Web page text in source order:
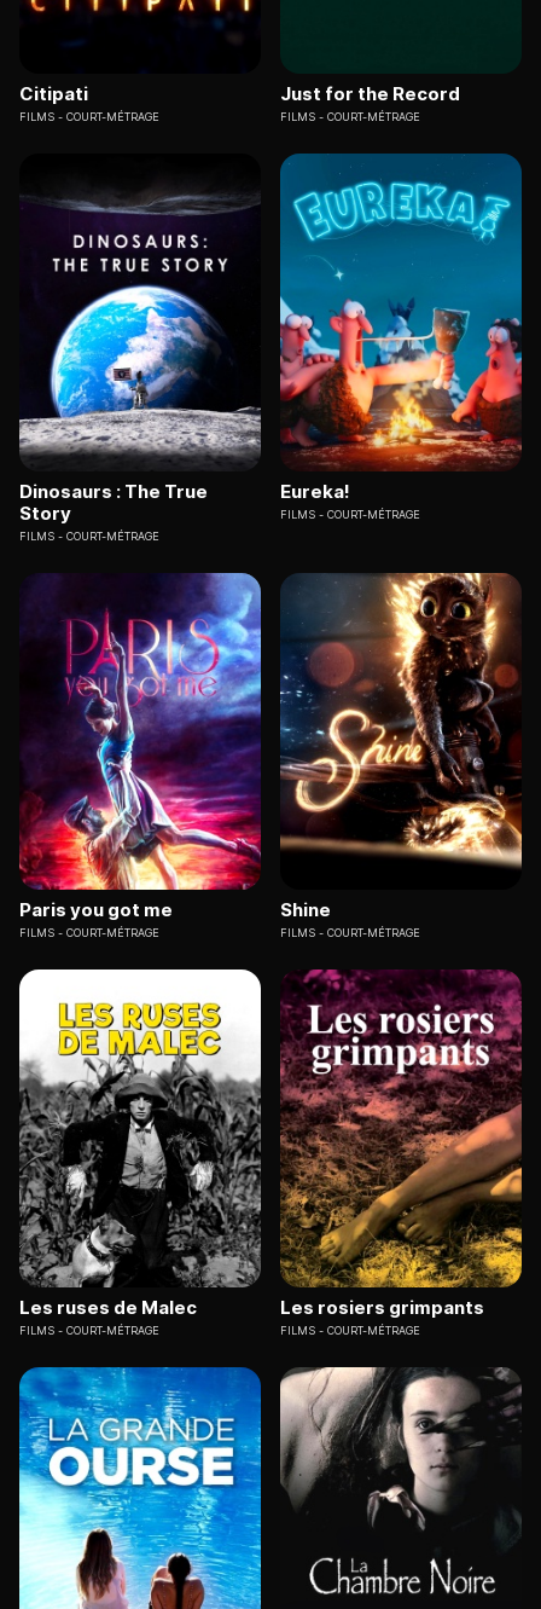
Citipati
FILMS COURT-MÉTRAGE
Just for the Record
FILMS COURT-MÉTRAGE
Dinosaurs : The True
Story
FILMS COURT-MÉTRAGE
Eureka!
FILMS COURT-MÉTRAGE
Paris you got me
FILMS COURT-MÉTRAGE
Shine
FILMS COURT-MÉTRAGE
Les ruses de Malec
FILMS COURT-MÉTRAGE
Les rosiers grimpants
FILMS COURT-MÉTRAGE